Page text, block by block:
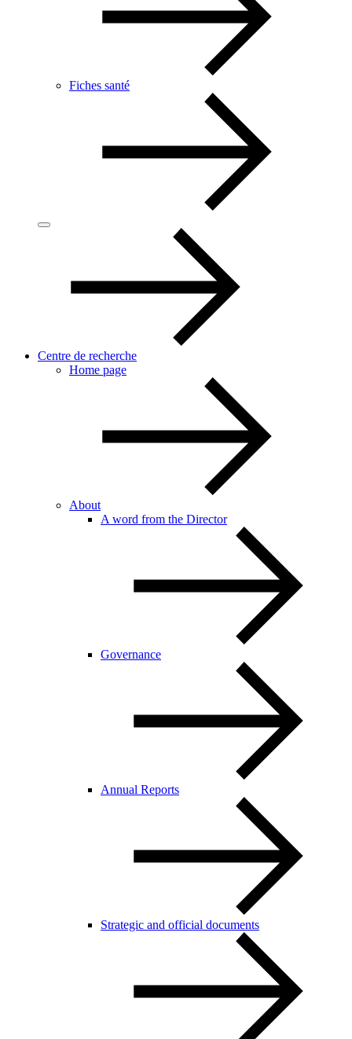
Fiches santé
Centre de recherche
Home page
About
A word from the Director
Governance
Annual Reports
Strategic and official documents